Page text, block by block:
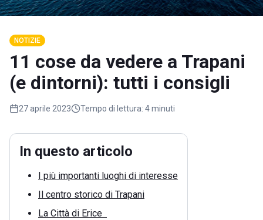
NOTIZIE
11 cose da vedere a Trapani
(e dintorni): tutti i consigli
27 aprile 2023 Tempo di lettura: 4 minuti
In questo articolo
I più importanti luoghi di interesse
Il centro storico di Trapani
La Città di Erice